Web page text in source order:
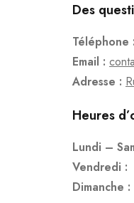
Des
Téléphone :
Email :
Adresse :
Heures
Lundi –
Vendredi :
Dimanche :